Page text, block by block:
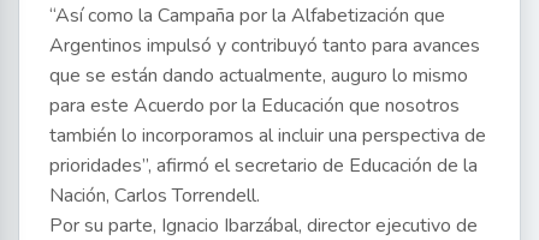
“Así como la Campaña por la Alfabetización que
Argentinos impulsó y contribuyó tanto para avances
que se están dando actualmente, auguro lo mismo
para este Acuerdo por la Educación que nosotros
también lo incorporamos al incluir una perspectiva de
prioridades”, afirmó el secretario de Educación de la
Nación, Carlos Torrendell.
Por su parte, Ignacio Ibarzábal, director ejecutivo de